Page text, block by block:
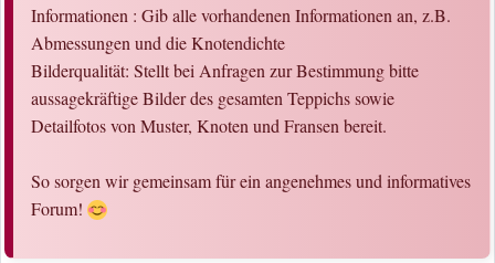
Informationen : Gib alle vorhandenen Informationen an, z.B.
Abmessungen und die Knotendichte
Bilderqualität: Stellt bei Anfragen zur Bestimmung bitte
aussagekräftige Bilder des gesamten Teppichs sowie
Detailfotos von Muster, Knoten und Fransen bereit.
So sorgen wir gemeinsam für ein angenehmes und informatives
Forum!